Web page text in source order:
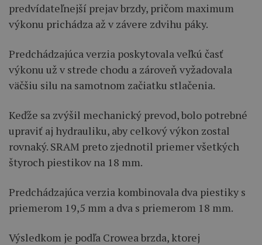
predvídateľnejší prejav brzdy, pričom maximum
výkonu prichádza až v závere zdvihu páky.
Predchádzajúca verzia poskytovala veľkú časť
výkonu už v strede chodu a zároveň vyžadovala
väčšiu silu na samotnom začiatku stlačenia.
Keďže sa zvýšil mechanický prevod, bolo potrebné
upraviť aj hydrauliku, aby celkový výkon zostal
rovnaký. SRAM preto zjednotil priemer všetkých
štyroch piestikov na 18 mm.
Predchádzajúca verzia kombinovala dva piestiky s
priemerom 19,5 mm a dva s priemerom 18 mm.
Výsledkom je podľa Crowea brzda, ktorej